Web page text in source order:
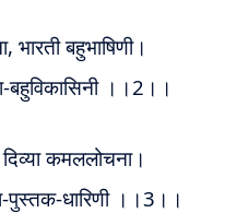
भारती बहुभाषिणी।
बहुविकासिनी ।।2।।
कमललोचना।
पुस्तक-धारिणी ।।3।।